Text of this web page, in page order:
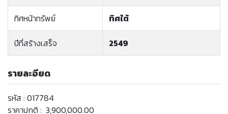
ทิศหน้าทรัพย์ ทิศใต้
ปีที่สร้างเสร็จ 2549
รายละอียด
รหัส : 017784
ราคาปกติ : 3,900,000.00